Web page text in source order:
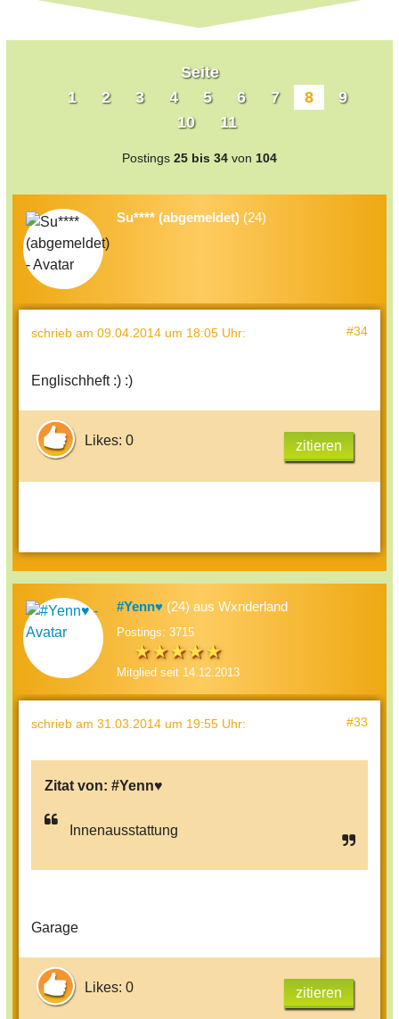
Seite
1
2 3 4 5 6 7 8
9
10
11
Postings 25 bis 34 von 104
Su**** (abgemeldet) (24)
schrieb am 09.04.2014 um 18:05 Uhr: #34
Englischheft :) :)
Likes: 0 zitieren
#Yenn♥ (24) aus Wxnderland
Postings: 3715
Mitglied seit 14.12.2013
schrieb am 31.03.2014 um 19:55 Uhr: #33
Zitat von: #Yenn♥
Innenausstattung
Garage
Likes: 0 zitieren